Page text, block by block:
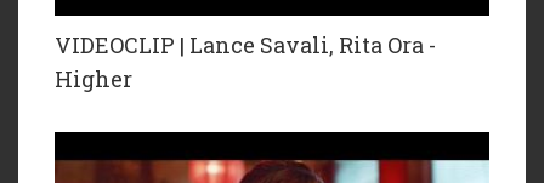
VIDEOCLIP | Lance Savali, Rita Ora -
Higher